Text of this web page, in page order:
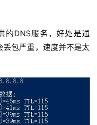
的DNS服务，好处是通
丢包严重，速度并不是太